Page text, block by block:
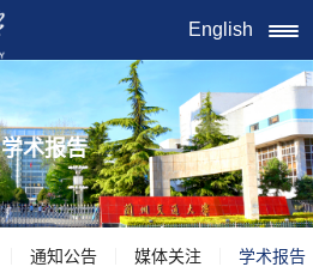
English
学术报告
通知公告 媒体关注 学术报告